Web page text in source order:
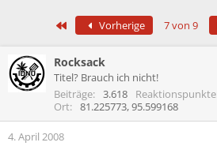
l
l
e
t
l
l
a
Erste Vorherige 7 von 9
Rocksack
Titel? Brauch ich nicht!
Beiträge
3.618 Reaktionspunkte
Ort
81.225773, 95.599168
4. April 2008